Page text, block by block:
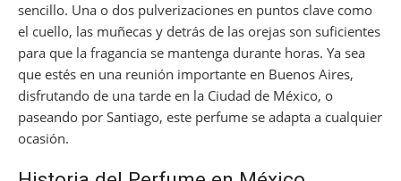
sencillo. Una o dos pulverizaciones en puntos clave como
el cuello, las muñecas y detrás de las orejas son suficientes
para que la fragancia se mantenga durante horas. Ya sea
que estés en una reunión importante en Buenos Aires,
disfrutando de una tarde en la Ciudad de México, o
paseando por Santiago, este perfume se adapta a cualquier
ocasión.